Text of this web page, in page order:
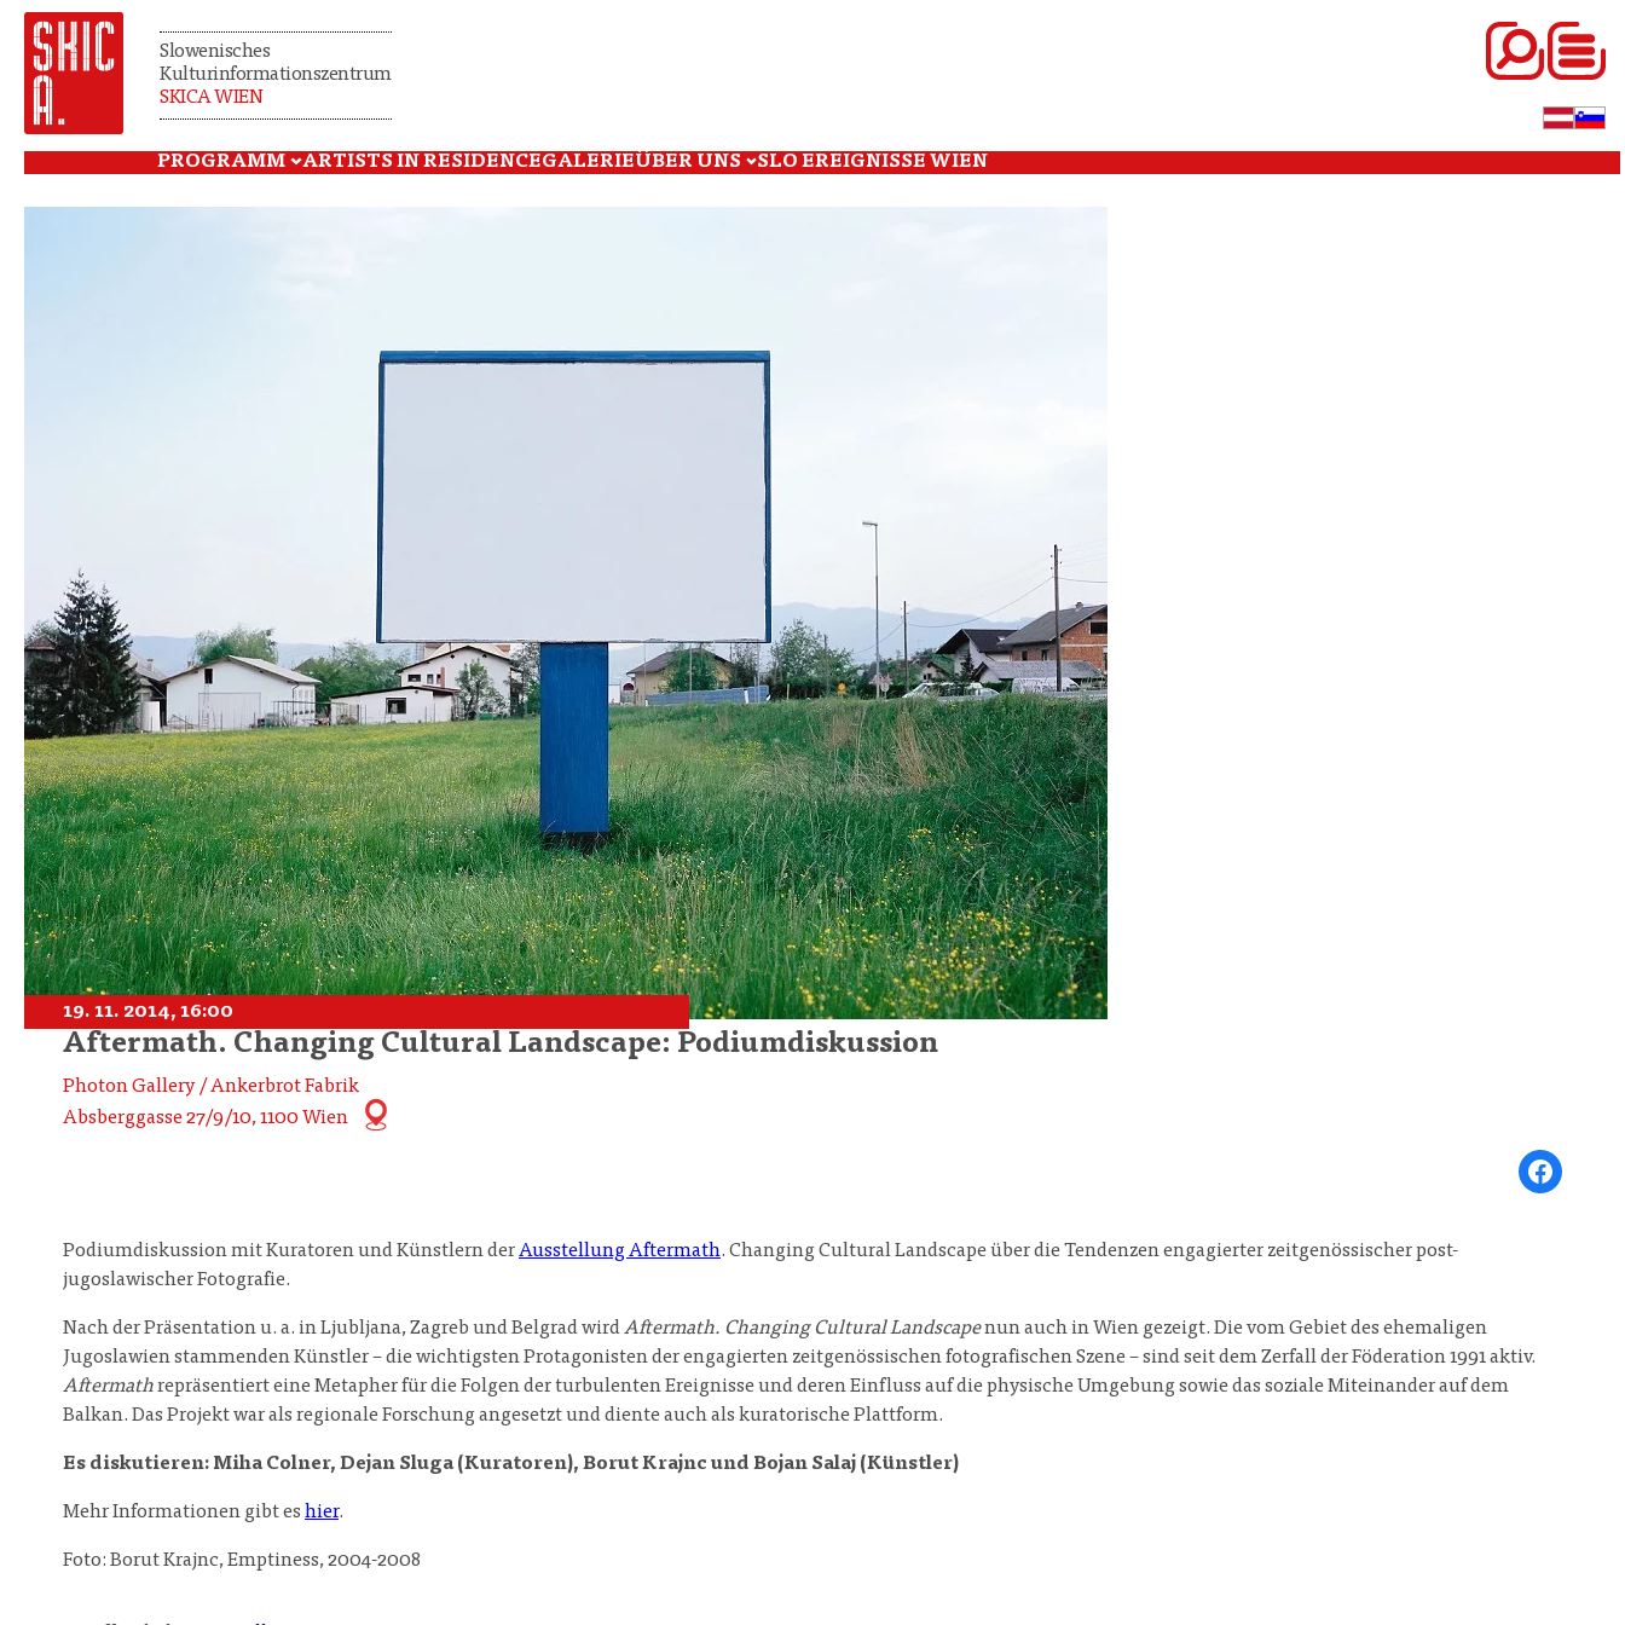
Slowenisches
Kulturinformationszentrum
SKICA WIEN
PROGRAMM ARTISTS IN RESIDENCEGALERIEÜBER UNS SLO EREIGNISSE WIEN
19. 11. 2014, 16:00
Aftermath. Changing Cultural Landscape: Podiumdiskussion
Photon Gallery / Ankerbrot Fabrik
Absberggasse 27/9/10, 1100 Wien
Share on
Podiumdiskussion mit Kuratoren und Künstlern derAusstellung Aftermath. Changing Cultural Landscape über die Tendenzen engagierter zeitgenössischer post-
jugoslawischer Fotografie.
Nach der Präsentation u. a. in Ljubljana, Zagreb und Belgrad wirdAftermath. Changing Cultural Landscapenun auch in Wien gezeigt. Die vom Gebiet des ehemaligen
Jugoslawien stammenden Künstler – die wichtigsten Protagonisten der engagierten zeitgenössischen fotografischen Szene – sind seit dem Zerfall der Föderation 1991 aktiv.
Aftermathrepräsentiert eine Metapher für die Folgen der turbulenten Ereignisse und deren Einfluss auf die physische Umgebung sowie das soziale Miteinander auf dem
Balkan. Das Projekt war als regionale Forschung angesetzt und diente auch als kuratorische Plattform.
Es diskutieren: Miha Colner, Dejan Sluga (Kuratoren), Borut Krajnc und Bojan Salaj (Künstler)
Mehr Informationen gibt es hier.
Foto: Borut Krajnc, Emptiness, 2004-2008